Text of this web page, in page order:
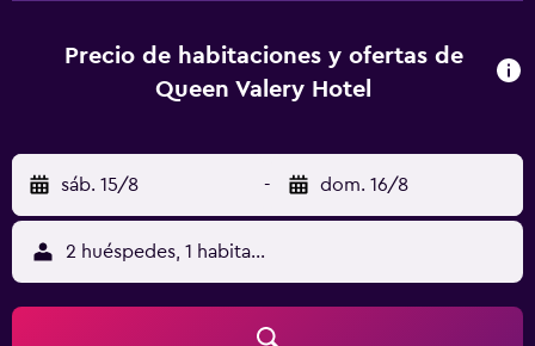
artículos de aseo gratuitos, TV de pantalla plana y aire
acondicionado. Algunas habitaciones también tienen
puntos de interés como Odessa Museum of Western and
Eastern Art, Odessa Numismatics Museum y Odessa
Philharmonic Theatre.
Precio de habitaciones y ofertas de
Queen Valery Hotel
sáb. 15/8 - dom. 16/8
2 huéspedes, 1 habitación